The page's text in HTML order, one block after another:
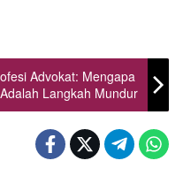
Advokat: Mengapa
Langkah Mundur